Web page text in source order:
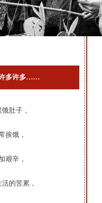
许多许多……
肚子，
挨饿，
艰辛，
的苦累，